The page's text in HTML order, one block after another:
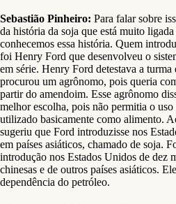
Sebastião Pinheiro: Para falar sobre
da história da soja que está muito
conhecemos essa história. Quem
foi Henry Ford que desenvolveu o
em série. Henry Ford detestava a
procurou um agrônomo, pois queria
partir do amendoim. Esse agrônomo
melhor escolha, pois não permitia o
utilizado basicamente como alimento.
sugeriu que Ford introduzisse nos
em países asiáticos, chamado de soja.
introdução nos Estados Unidos de dez
chinesas e de outros países asiáticos.
dependência do petróleo.